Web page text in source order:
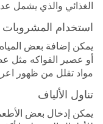
الغذائي والذي يشمل
استخدام المشروبات
يمكن إضافة بعض
أو عصير الفواكه مثل
مواد تقلل من ظهور
تناول الألياف
يمكن إدخال بعض